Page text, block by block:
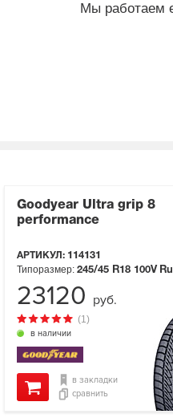
Мы работаем
Goodyear Ultra grip 8
performance
АРТИКУЛ: 114131
в наличии
(1)
Типоразмер: 245/45 R18 100V
в закладки
сравнить
23120 руб.